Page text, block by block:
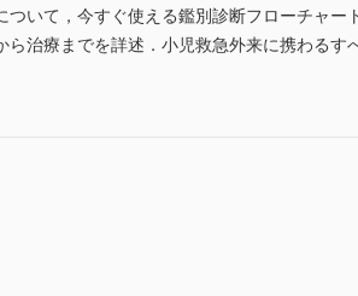
いて，今すぐ使える鑑別診断フローチャー
治療までを詳述．小児救急外来に携わるす